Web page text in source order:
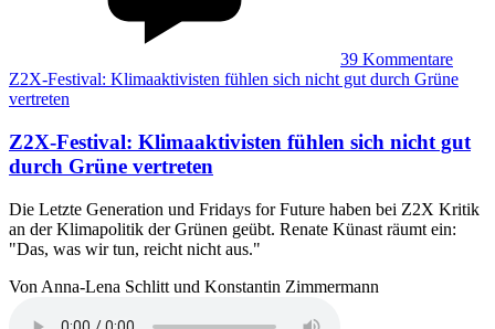
39 Kommentare
Z2X-Festival: Klimaaktivisten fühlen sich nicht gut durch Grüne
vertreten
Z2X-Festival: Klimaaktivisten fühlen sich nicht gut
durch Grüne vertreten
Die Letzte Generation und Fridays for Future haben bei Z2X Kritik
an der Klimapolitik der Grünen geübt. Renate Künast räumt ein:
"Das, was wir tun, reicht nicht aus."
Von Anna-Lena Schlitt und Konstantin Zimmermann